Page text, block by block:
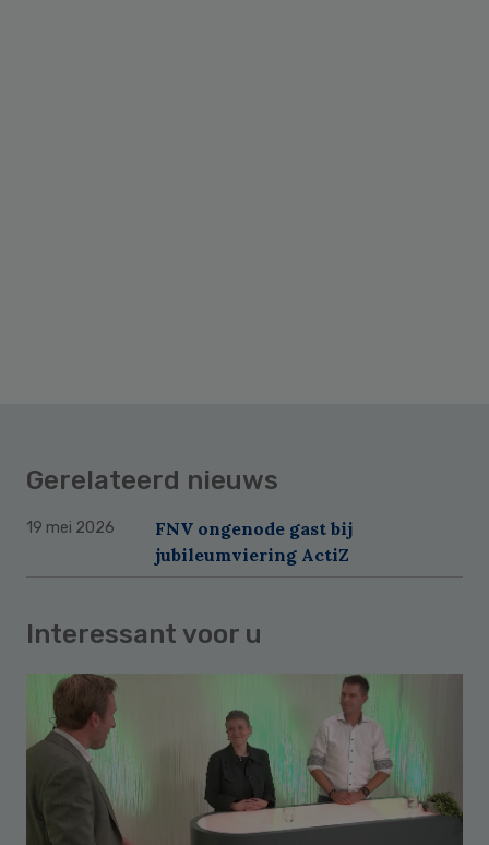
Gerelateerd nieuws
19 mei 2026
FNV ongenode gast bij
jubileumviering ActiZ
Interessant voor u